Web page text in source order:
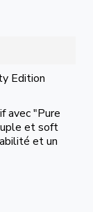
Edition
avec "Pure
et soft
et un